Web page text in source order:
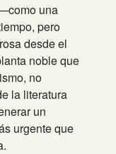
una
pero
desde el
noble que
no
la literatura
un
urgente que